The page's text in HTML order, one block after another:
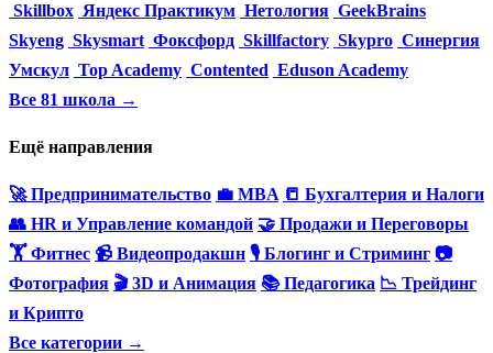
Skillbox Яндекс Практикум Нетология GeekBrains
Skyeng Skysmart Фоксфорд Skillfactory Skypro Синергия
Умскул Top Academy Contented Eduson Academy
Все 81 школа →
Ещё направления
🚀 Предпринимательство 💼 MBA 📒 Бухгалтерия и Налоги
👥 HR и Управление командой 🤝 Продажи и Переговоры
🏋️ Фитнес 📹 Видеопродакшн 🎙 Блогинг и Стриминг 📷
Фотография 🎬 3D и Анимация 📚 Педагогика 📉 Трейдинг
и Крипто
Все категории →